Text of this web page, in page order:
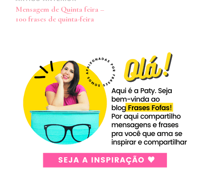
de
Mensagem de Quinta feira –
100 frases de quinta-feira